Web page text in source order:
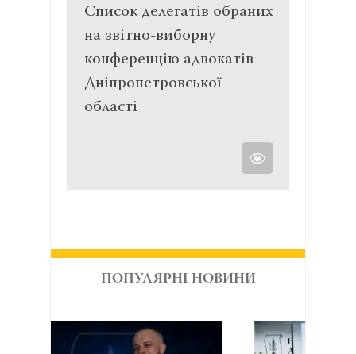
Список делегатів обраних
на звітно-виборну
конференцію адвокатів
Дніпропетровської
області
ПОПУЛЯРНІ НОВИНИ